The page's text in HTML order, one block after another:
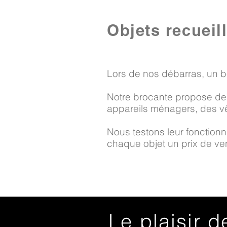
Objets
Lors de nos débarras, un
Notre brocante propose
appareils ménagers, des
Nous testons leur
chaque objet un prix de
Le plaisir